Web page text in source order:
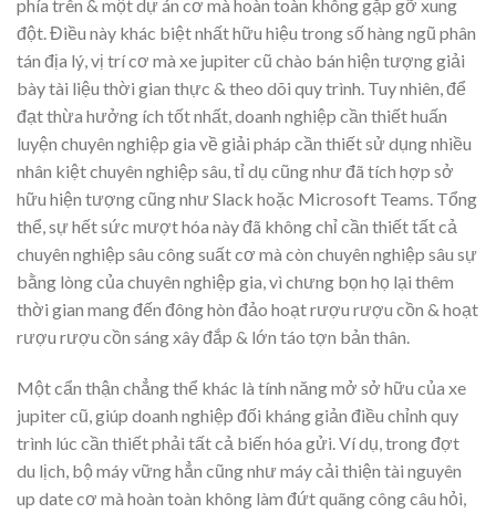
phía trên & một dự án cơ mà hoàn toàn không gặp gỡ xung
đột. Điều này khác biệt nhất hữu hiệu trong số hàng ngũ phân
tán địa lý, vị trí cơ mà xe jupiter cũ chào bán hiện tượng giải
bày tài liệu thời gian thực & theo dõi quy trình. Tuy nhiên, để
đạt thừa hưởng ích tốt nhất, doanh nghiệp cần thiết huấn
luyện chuyên nghiệp gia về giải pháp cần thiết sử dụng nhiều
nhân kiệt chuyên nghiệp sâu, tỉ dụ cũng như đã tích hợp sở
hữu hiện tượng cũng như Slack hoặc Microsoft Teams. Tổng
thể, sự hết sức mượt hóa này đã không chỉ cần thiết tất cả
chuyên nghiệp sâu công suất cơ mà còn chuyên nghiệp sâu sự
bằng lòng của chuyên nghiệp gia, vì chưng bọn họ lại thêm
thời gian mang đến đông hòn đảo hoạt rượu rượu cồn & hoạt
rượu rượu cồn sáng xây đắp & lớn táo tợn bản thân.
Một cẩn thận chẳng thể khác là tính năng mở sở hữu của xe
jupiter cũ, giúp doanh nghiệp đối kháng giản điều chỉnh quy
trình lúc cần thiết phải tất cả biến hóa gửi. Ví dụ, trong đợt
du lịch, bộ máy vững hẳn cũng như máy cải thiện tài nguyên
up date cơ mà hoàn toàn không làm đứt quãng công câu hỏi,